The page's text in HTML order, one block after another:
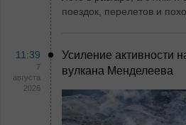
поездок, перелетов и
11:39
7
августа
2026
Усиление активности
вулкана Менделеева